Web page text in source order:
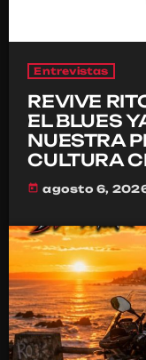
Entrevistas
REVIVE
EL BLUES
NUESTRA
CULTURA
today agosto 6,